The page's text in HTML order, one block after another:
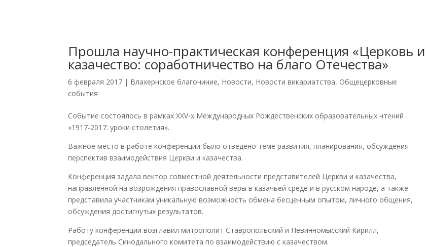
Прошла научно-практическая конференция «Церковь и
казачество: соработничество на благо Отечества»
6 февраля 2017 | Влахернское благочиние, Новости, Новости викариатства, Общецерковные
события
Событие состоялось в рамках XXV-х Международных Рождественских образовательных чтений
«1917-2017: уроки столетия».
Важное место в работе конференции было отведено теме развития, планирования, обсуждения
перспектив взаимодействия Церкви и казачества.
Конференция задала вектор совместной деятельности представителей Церкви и казачества,
направленной на возрождения православной веры в казачьей среде и в русском народе, а также
представила участникам уникальную возможность обмена бесценным опытом, личного общения,
обсуждения достигнутых результатов.
Работу конференции возглавил митрополит Ставропольский и Невинномысский Кирилл,
председатель Синодального комитета по взаимодействию с казачеством.